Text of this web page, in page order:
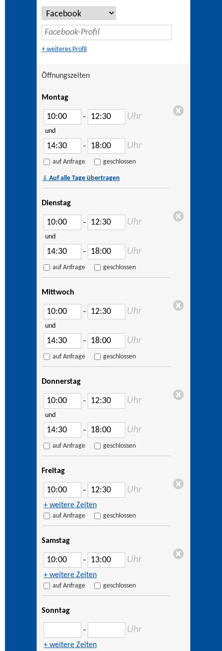
+ weiteres Profil
Öffnungszeiten
Montag
– Uhr
und
– Uhr
auf Anfrage geschlossen
⇓ Auf alle Tage übertragen
Dienstag
– Uhr
und
– Uhr
auf Anfrage geschlossen
Mittwoch
– Uhr
und
– Uhr
auf Anfrage geschlossen
Donnerstag
– Uhr
und
– Uhr
auf Anfrage geschlossen
Freitag
– Uhr
+ weitere Zeiten
auf Anfrage geschlossen
Samstag
– Uhr
+ weitere Zeiten
auf Anfrage geschlossen
Sonntag
– Uhr
+ weitere Zeiten